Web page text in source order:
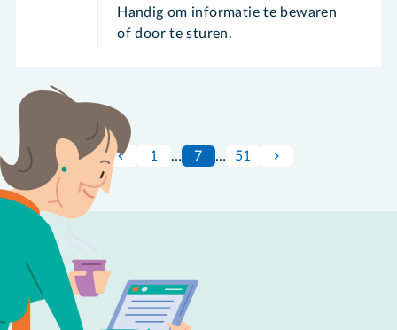
Handig om informatie te bewaren
of door te sturen.
1 … 7 … 51